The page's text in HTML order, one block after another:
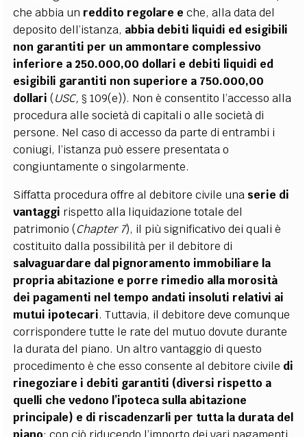
che abbia un reddito regolare eche, alla data del
deposito dell’istanza, abbia debiti liquidi ed esigibili
non garantiti per un ammontare complessivo
inferiore a 250.000,00 dollari e debiti liquidi ed
esigibili garantiti non superiore a 750.000,00
dollari (USC,§ 109(e)). Non è consentito l’accesso alla
procedura alle società di capitali o alle società di
persone. Nel caso di accesso da parte di entrambi i
coniugi, l’istanza può essere presentata o
congiuntamente o singolarmente.
Siffatta procedura offre al debitore civile una serie di
vantaggi rispetto alla liquidazione totale del
patrimonio (Chapter 7), il più significativo dei quali è
costituito dalla possibilità per il debitore di
salvaguardare dal pignoramento immobiliare la
propria abitazione e porre rimedio alla morosità
dei pagamenti nel tempo andati insoluti relativi ai
mutui ipotecari. Tuttavia, il debitore deve comunque
corrispondere tutte le rate del mutuo dovute durante
la durata del piano. Un altro vantaggio di questo
procedimento è che esso consente al debitore civile di
rinegoziare i debiti garantiti (diversi rispetto a
quelli che vedono l’ipoteca sulla abitazione
principale) e di riscadenzarli per tutta la durata del